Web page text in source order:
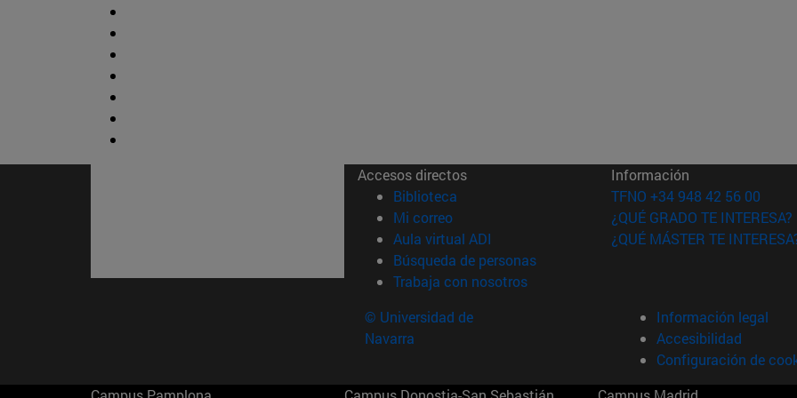
Accesos directos
Biblioteca (abre en nueva ventana)
Mi correo(abre en nueva ventana)
Aula virtual ADI (abre en nueva ventana)
Búsqueda de personas(abre en nueva ventana)
Trabaja con nosotros(abre en nueva ventana)
Información
TFNO +34 948 42 56 00
¿QUÉ GRADO TE INTERESA?
¿QUÉ MÁSTER TE
© Universidad de
Navarra
Información legal
Accesibilidad
Configuración de